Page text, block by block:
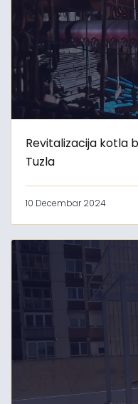
Revitalizacija kotla
Tuzla
10 Decembar 2024